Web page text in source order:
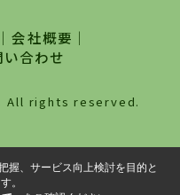
お客様との末長い
暮らしから、就
などなど一生涯に
て、地域に密着し
ちができればと強
｜会社概要 ｜
い合わせ
All rights reserved.
握、サービス向上検討を目的と
。